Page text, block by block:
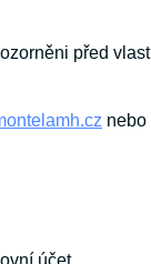
před
nebo
účet.